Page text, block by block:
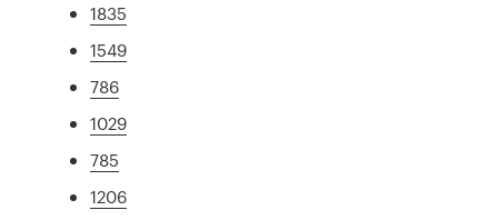
1835
1549
786
1029
785
1206